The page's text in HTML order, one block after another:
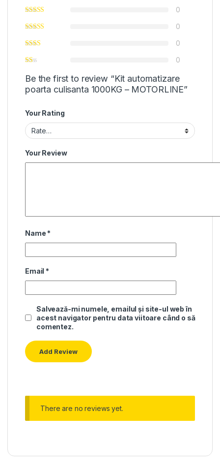
0
0
0
0
Be the first to review “Kit automatizare
poarta culisanta 1000KG – MOTORLINE”
Your Rating
Your Review
Name *
Email *
Salvează-mi numele, emailul și site-ul web în
acest navigator pentru data viitoare când o să
comentez.
There are no reviews yet.